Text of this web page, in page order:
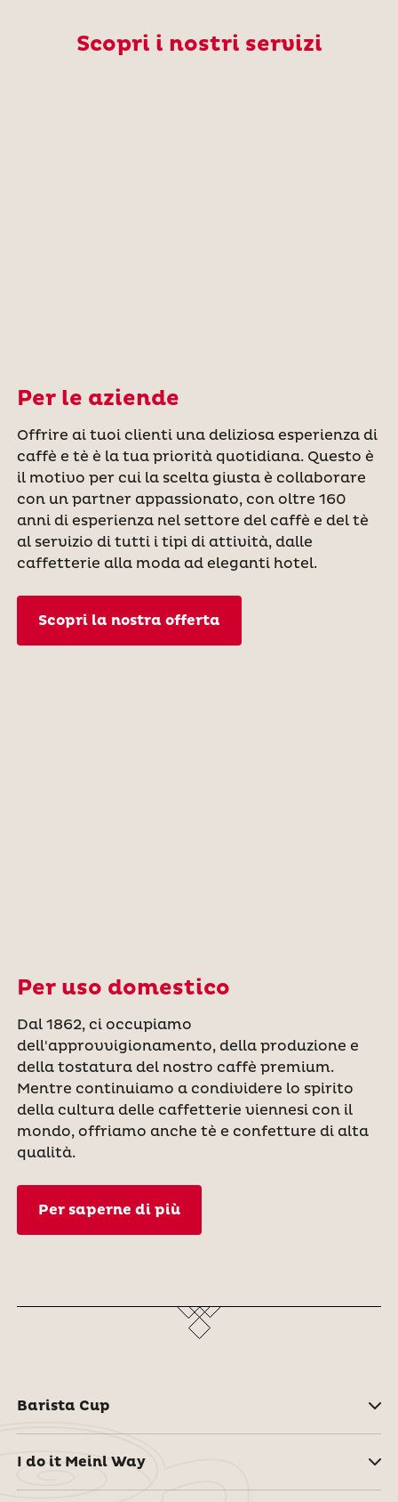
Scopri i nostri servizi
Per le aziende
Offrire ai tuoi clienti una deliziosa esperienza di
caffè e tè è la tua priorità quotidiana. Questo è
il motivo per cui la scelta giusta è collaborare
con un partner appassionato, con oltre 160
anni di esperienza nel settore del caffè e del tè
al servizio di tutti i tipi di attività, dalle
caffetterie alla moda ad eleganti hotel.
Scopri la nostra offerta
Per uso domestico
Dal 1862, ci occupiamo
dell'approvvigionamento, della produzione e
della tostatura del nostro caffè premium.
Mentre continuiamo a condividere lo spirito
della cultura delle caffetterie viennesi con il
mondo, offriamo anche tè e confetture di alta
qualità.
Per saperne di più
Barista Cup
I do it Meinl Way